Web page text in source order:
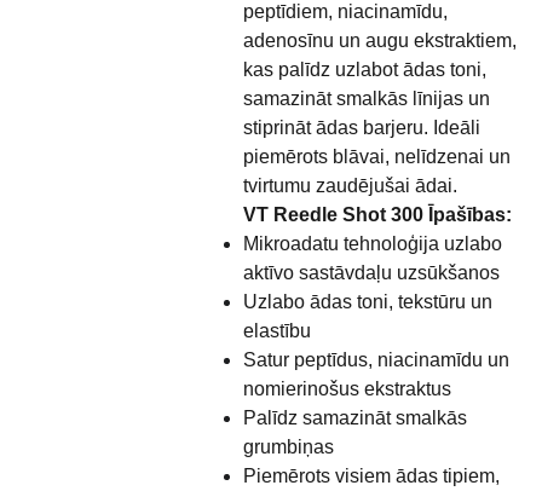
peptīdiem, niacinamīdu,
adenosīnu un augu ekstraktiem,
kas palīdz uzlabot ādas toni,
samazināt smalkās līnijas un
stiprināt ādas barjeru. Ideāli
piemērots blāvai, nelīdzenai un
tvirtumu zaudējušai ādai.
VT Reedle Shot 300 Īpašības:
Mikroadatu tehnoloģija uzlabo
aktīvo sastāvdaļu uzsūkšanos
Uzlabo ādas toni, tekstūru un
elastību
Satur peptīdus, niacinamīdu un
nomierinošus ekstraktus
Palīdz samazināt smalkās
grumbiņas
Piemērots visiem ādas tipiem,